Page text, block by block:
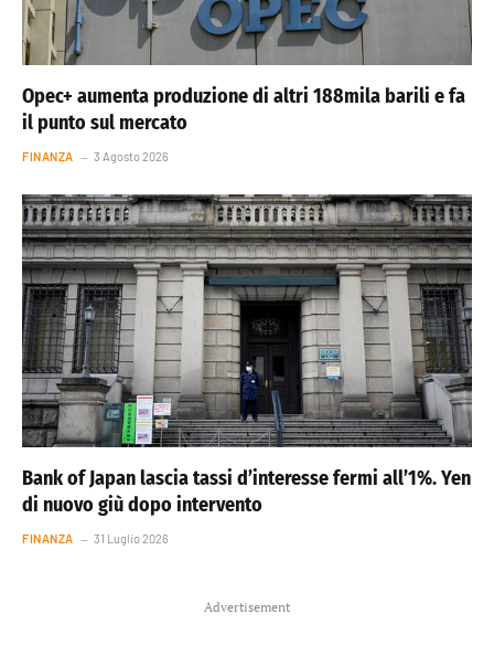
Opec+ aumenta produzione di altri 188mila barili e fa
il punto sul mercato
FINANZA 3 Agosto 2026
Bank of Japan lascia tassi d’interesse fermi all’1%. Yen
di nuovo giù dopo intervento
FINANZA 31 Luglio 2026
Advertisement